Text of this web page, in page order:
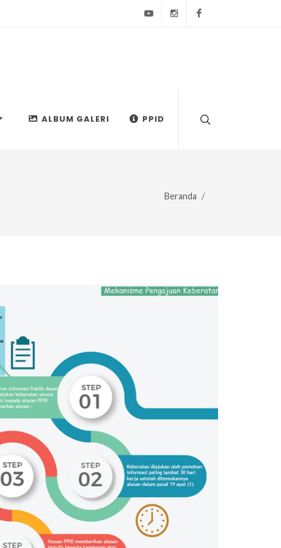
Youtube Instagram
ALBUM GALERI PPID
Beranda